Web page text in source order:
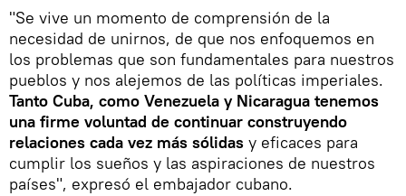
"Se vive un momento de comprensión de la
necesidad de unirnos, de que nos enfoquemos en
los problemas que son fundamentales para nuestros
pueblos y nos alejemos de las políticas imperiales.
Tanto Cuba, como Venezuela y Nicaragua tenemos
una firme voluntad de continuar construyendo
relaciones cada vez más sólidas y eficaces para
cumplir los sueños y las aspiraciones de nuestros
países", expresó el embajador cubano.